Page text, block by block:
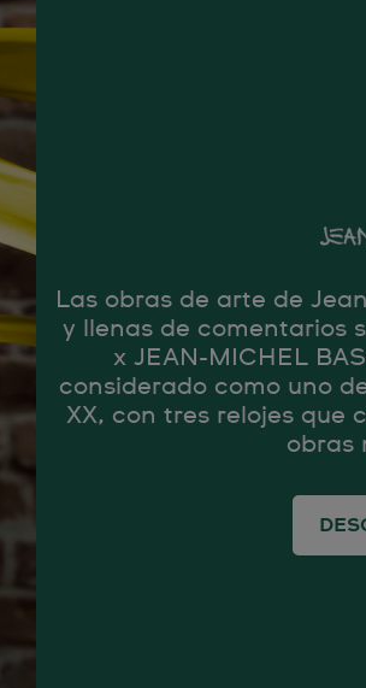
Las obras de arte de
y llenas de comentarios
x JEAN-MICHEL
considerado como uno
XX, con tres relojes que
obras